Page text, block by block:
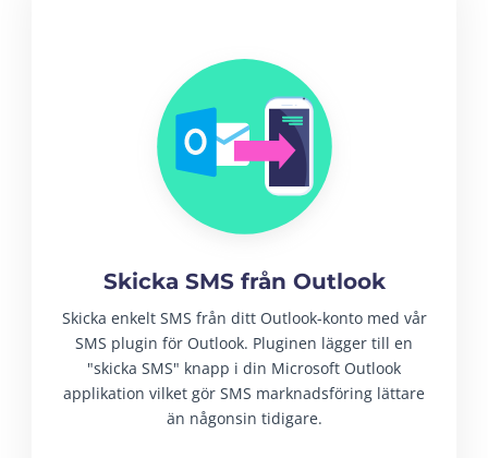
Skicka SMS från Outlook
Skicka enkelt SMS från ditt Outlook-konto med vår
SMS plugin för Outlook. Pluginen lägger till en
"skicka SMS" knapp i din Microsoft Outlook
applikation vilket gör SMS marknadsföring lättare
än någonsin tidigare.